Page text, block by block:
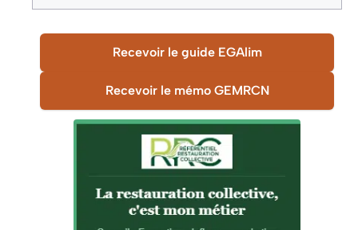
Recevoir le guide EGAlim
Recevoir le mémo GEMRCN